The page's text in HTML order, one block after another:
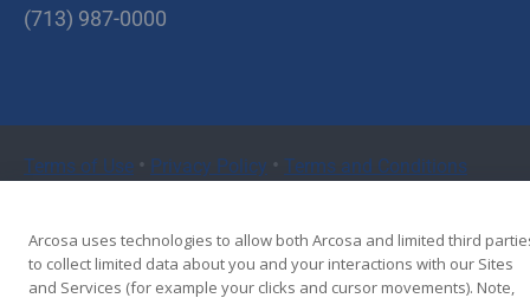
(713) 987-0000
Terms of Use • Privacy Policy • Terms and Conditions
Arcosa uses technologies to allow both Arcosa and limited third
to collect limited data about you and your interactions with our Sites
and Services (for example your clicks and cursor movements). Note,